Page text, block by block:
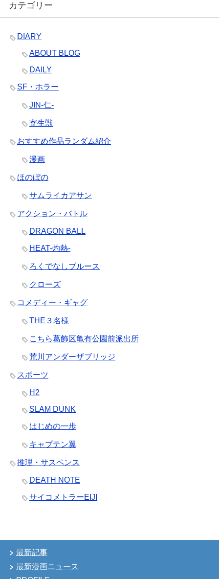
カテゴリー
DIARY
ABOUT BLOG
DAILY
SF・ホラー
JIN-仁-
寄生獣
おすすめ作品ランダム紹介
漫画
ほのぼの
サムライカアサン
アクション・バトル
DRAGON BALL
HEAT-灼熱-
ろくでなしブルース
クローズ
コメディー・ギャグ
THE３名様
こちら葛飾区亀有公園前派出所
荒川アンダーザブリッジ
スポーツ
H2
SLAM DUNK
はじめの一歩
キャプテン翼
推理・サスペンス
DEATH NOTE
サイコメトラーEIJI
最新記事
最新漫画ニュース